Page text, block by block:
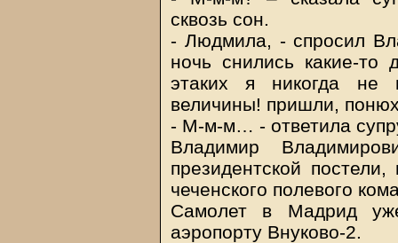
сквозь сон.
- Людмила, - спросил
ночь снились какие-
этаких я никогда не
величины! пришли,
- М-м-м… - ответила
Владимир
президентской
чеченского полевого
Самолет в Мадрид
аэропорту Внуково-2.